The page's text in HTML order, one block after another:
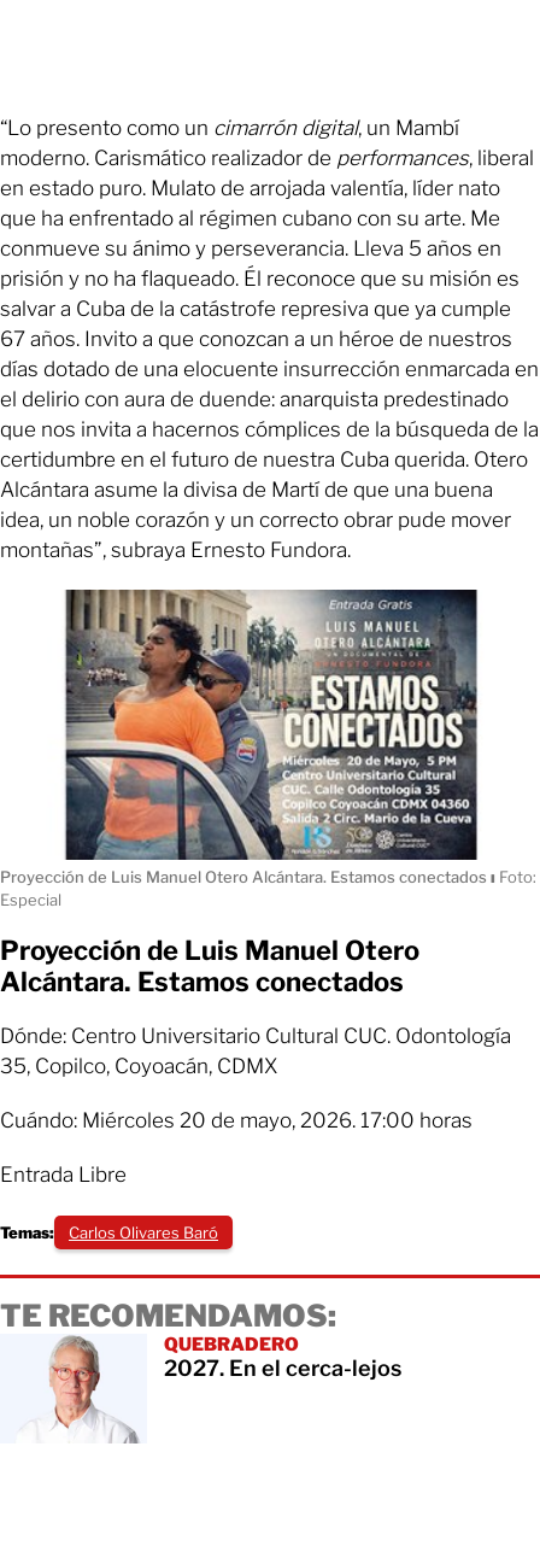
“Lo presento como un cimarrón digital, un Mambí
moderno. Carismático realizador de performances, liberal
en estado puro. Mulato de arrojada valentía, líder nato
que ha enfrentado al régimen cubano con su arte. Me
conmueve su ánimo y perseverancia. Lleva 5 años en
prisión y no ha flaqueado. Él reconoce que su misión es
salvar a Cuba de la catástrofe represiva que ya cumple
67 años. Invito a que conozcan a un héroe de nuestros
días dotado de una elocuente insurrección enmarcada en
el delirio con aura de duende: anarquista predestinado
que nos invita a hacernos cómplices de la búsqueda de la
certidumbre en el futuro de nuestra Cuba querida. Otero
Alcántara asume la divisa de Martí de que una buena
idea, un noble corazón y un correcto obrar pude mover
montañas”, subraya Ernesto Fundora.
Proyección de Luis Manuel Otero Alcántara. Estamos conectados ı Foto:
Especial
Proyección de Luis Manuel Otero
Alcántara. Estamos conectados
Dónde: Centro Universitario Cultural CUC. Odontología
35, Copilco, Coyoacán, CDMX
Cuándo: Miércoles 20 de mayo, 2026. 17:00 horas
Entrada Libre
Temas: Carlos Olivares Baró
TE RECOMENDAMOS:
QUEBRADERO
2027. En el cerca-lejos